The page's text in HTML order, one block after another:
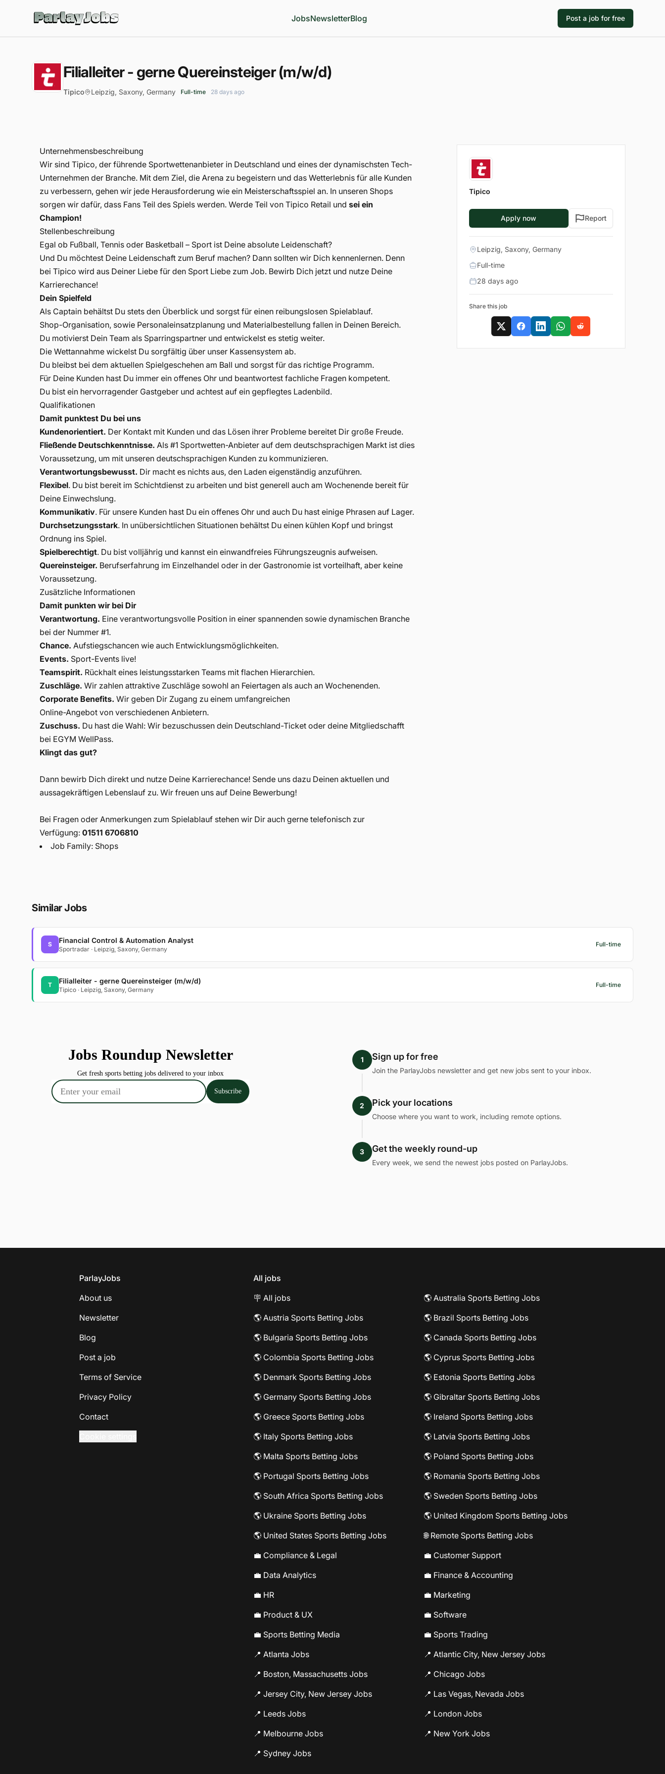
ParlayJobs JobsNewsletterBlog Post a job for free
Filialleiter - gerne Quereinsteiger (m/w/d)
Tipico Leipzig, Saxony, Germany Full-time 28 days ago
Unternehmensbeschreibung
Wir sind Tipico, der führende Sportwettenanbieter in Deutschland und eines der dynamischsten Tech-
Unternehmen der Branche. Mit dem Ziel, die Arena zu begeistern und das Wetterlebnis für alle Kunden
zu verbessern, gehen wir jede Herausforderung wie ein Meisterschaftsspiel an. In unseren Shops
sorgen wir dafür, dass Fans Teil des Spiels werden. Werde Teil von Tipico Retail und sei ein
Champion!
Stellenbeschreibung
Egal ob Fußball, Tennis oder Basketball – Sport ist Deine absolute Leidenschaft?
Und Du möchtest Deine Leidenschaft zum Beruf machen? Dann sollten wir Dich kennenlernen. Denn
bei Tipico wird aus Deiner Liebe für den Sport Liebe zum Job. Bewirb Dich jetzt und nutze Deine
Karrierechance!
Dein Spielfeld
Als Captain behältst Du stets den Überblick und sorgst für einen reibungslosen Spielablauf.
Shop-Organisation, sowie Personaleinsatzplanung und Materialbestellung fallen in Deinen Bereich.
Du motivierst Dein Team als Sparringspartner und entwickelst es stetig weiter.
Die Wettannahme wickelst Du sorgfältig über unser Kassensystem ab.
Du bleibst bei dem aktuellen Spielgeschehen am Ball und sorgst für das richtige Programm.
Für Deine Kunden hast Du immer ein offenes Ohr und beantwortest fachliche Fragen kompetent.
Du bist ein hervorragender Gastgeber und achtest auf ein gepflegtes Ladenbild.​​​​​​
Qualifikationen
Damit punktest Du bei uns
Kundenorientiert. Der Kontakt mit Kunden und das Lösen ihrer Probleme bereitet Dir große Freude.
Fließende Deutschkenntnisse. Als #1 Sportwetten-Anbieter auf dem deutschsprachigen Markt ist dies
Voraussetzung, um mit unseren deutschsprachigen Kunden zu kommunizieren.
Verantwortungsbewusst. Dir macht es nichts aus, den Laden eigenständig anzuführen.
Flexibel. Du bist bereit im Schichtdienst zu arbeiten und bist generell auch am Wochenende bereit für
Deine Einwechslung.
Kommunikativ. Für unsere Kunden hast Du ein offenes Ohr und auch Du hast einige Phrasen auf Lager.
Durchsetzungsstark. In unübersichtlichen Situationen behältst Du einen kühlen Kopf und bringst
Ordnung ins Spiel.
Spielberechtigt. Du bist volljährig und kannst ein einwandfreies Führungszeugnis aufweisen.
Quereinsteiger. Berufserfahrung im Einzelhandel oder in der Gastronomie ist vorteilhaft, aber keine
Voraussetzung.
Zusätzliche Informationen
Damit punkten wir bei Dir
Verantwortung. Eine verantwortungsvolle Position in einer spannenden sowie dynamischen Branche
bei der Nummer #1.
Chance. Aufstiegschancen wie auch Entwicklungsmöglichkeiten.
Events. Sport-Events live!
Teamspirit. Rückhalt eines leistungsstarken Teams mit flachen Hierarchien.
Zuschläge. Wir zahlen attraktive Zuschläge sowohl an Feiertagen als auch an Wochenenden.
Corporate Benefits. Wir geben Dir Zugang zu einem umfangreichen
Online-Angebot von verschiedenen Anbietern.
Zuschuss. Du hast die Wahl: Wir bezuschussen dein Deutschland-Ticket oder deine Mitgliedschafft
bei EGYM WellPass.
Klingt das gut?
Dann bewirb Dich direkt und nutze Deine Karrierechance! Sende uns dazu Deinen aktuellen und
aussagekräftigen Lebenslauf zu. Wir freuen uns auf Deine Bewerbung!
Bei Fragen oder Anmerkungen zum Spielablauf stehen wir Dir auch gerne telefonisch zur
Verfügung: 01511 6706810
Job Family: Shops
Tipico
Apply now Report
Leipzig, Saxony, Germany
Full-time
28 days ago
Share this job
Similar Jobs
S Financial Control & Automation Analyst
Sportradar · Leipzig, Saxony, Germany
Full-time
T Filialleiter - gerne Quereinsteiger (m/w/d)
Tipico · Leipzig, Saxony, Germany
Full-time
1 Sign up for free
Join the ParlayJobs newsletter and get new jobs sent to your inbox.
2 Pick your locations
Choose where you want to work, including remote options.
3 Get the weekly round-up
Every week, we send the newest jobs posted on ParlayJobs.
ParlayJobs
About us
Newsletter
Blog
Post a job
Terms of Service
Privacy Policy
Contact
All jobs
🪧 All jobs
🌎 Australia Sports Betting Jobs
🌎 Austria Sports Betting Jobs
🌎 Brazil Sports Betting Jobs
🌎 Bulgaria Sports Betting Jobs
🌎 Canada Sports Betting Jobs
🌎 Colombia Sports Betting Jobs
🌎 Cyprus Sports Betting Jobs
🌎 Denmark Sports Betting Jobs
🌎 Estonia Sports Betting Jobs
🌎 Germany Sports Betting Jobs
🌎 Gibraltar Sports Betting Jobs
🌎 Greece Sports Betting Jobs
🌎 Ireland Sports Betting Jobs
🌎 Italy Sports Betting Jobs
🌎 Latvia Sports Betting Jobs
🌎 Malta Sports Betting Jobs
🌎 Poland Sports Betting Jobs
🌎 Portugal Sports Betting Jobs
🌎 Romania Sports Betting Jobs
🌎 South Africa Sports Betting Jobs
🌎 Sweden Sports Betting Jobs
🌎 Ukraine Sports Betting Jobs
🌎 United Kingdom Sports Betting Jobs
🌎 United States Sports Betting Jobs
🌐 Remote Sports Betting Jobs
💼 Compliance & Legal
💼 Customer Support
💼 Data Analytics
💼 Finance & Accounting
💼 HR
💼 Marketing
💼 Product & UX
💼 Software
💼 Sports Betting Media
💼 Sports Trading
📍 Atlanta Jobs
📍 Atlantic City, New Jersey Jobs
📍 Boston, Massachusetts Jobs
📍 Chicago Jobs
📍 Jersey City, New Jersey Jobs
📍 Las Vegas, Nevada Jobs
📍 Leeds Jobs
📍 London Jobs
📍 Melbourne Jobs
📍 New York Jobs
📍 Sydney Jobs